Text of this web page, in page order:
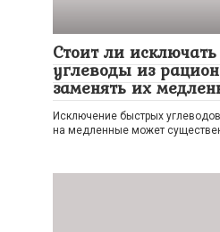
Стоит ли
углеводы из
заменять их
Исключение быстрых
на медленные может